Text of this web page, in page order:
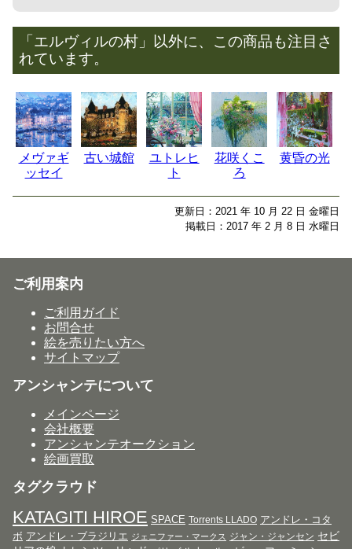
「エルヴィルの村」以外に、この商品も注目さ
れています。
メヴァギ
ッセイ
古い城館
ユトレヒ
ト
花咲くこ
ろ
黄昏の光
更新日：2021 年 10 月 22 日 金曜日
掲載日：2017 年 2 月 8 日 水曜日
ご利用案内
ご利用ガイド
お問合せ
絵を売りたい方へ
サイトマップ
アンシャンテについて
メインページ
会社概要
アンシャンテオークション
絵画買取
タグクラウド
KATAGITI HIROE SPACE Torrents LLADO アンドレ・コタ
ボ アンドレ・ブラジリエ ジェニファー・マークス ジャン・ジャンセン セビ